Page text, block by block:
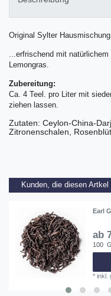
Original Sylter Hausmischung.
...erfrischend mit
Lemongras.
Zubereitung:
Ca. 4 Teel. pro Liter mit
ziehen lassen.
Zutaten: Ceylon-China-
Zitronenschalen,
Kunden, die diesen
Earl
ab
100
*inkl.